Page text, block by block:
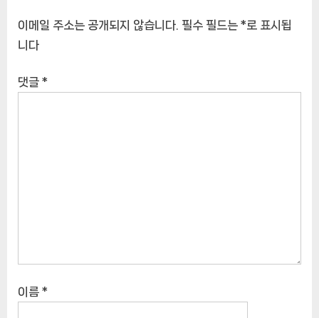
이메일 주소는 공개되지 않습니다. 필수 필드는 *로 표시됩
니다
댓글 *
이름 *